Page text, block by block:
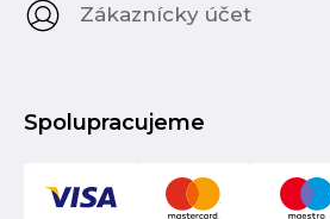
Zákaznícky účet
Spolupracujeme